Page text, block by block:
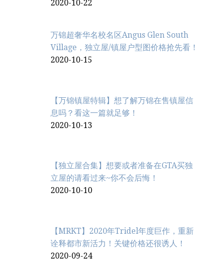
2020-10-22
万锦超奢华名校名区Angus Glen South
Village，独立屋/镇屋户型图价格抢先看！
2020-10-15
【万锦镇屋特辑】想了解万锦在售镇屋信
息吗？看这一篇就足够！
2020-10-13
【独立屋合集】想要或者准备在GTA买独
立屋的请看过来~你不会后悔！
2020-10-10
【MRKT】2020年Tridel年度巨作，重新
诠释都市新活力！关键价格还很诱人！
2020-09-24